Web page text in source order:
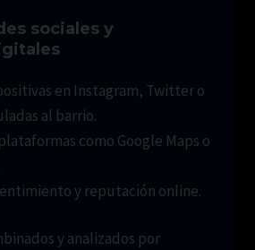
sociales y
en Instagram, Twitter o
al barrio.
como Google Maps o
y reputación online.
y analizados por